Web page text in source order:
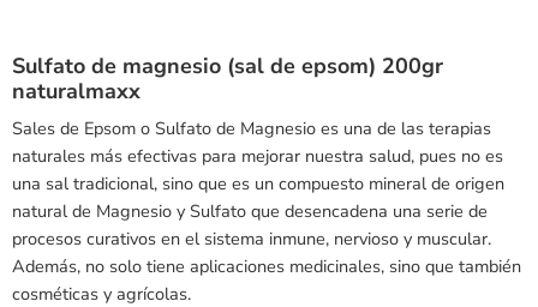
Sulfato de magnesio (sal de epsom) 200gr
naturalmaxx
Sales de Epsom o Sulfato de Magnesio es una de las terapias
naturales más efectivas para mejorar nuestra salud, pues no es
una sal tradicional, sino que es un compuesto mineral de origen
natural de Magnesio y Sulfato que desencadena una serie de
procesos curativos en el sistema inmune, nervioso y muscular.
Además, no solo tiene aplicaciones medicinales, sino que también
cosméticas y agrícolas.